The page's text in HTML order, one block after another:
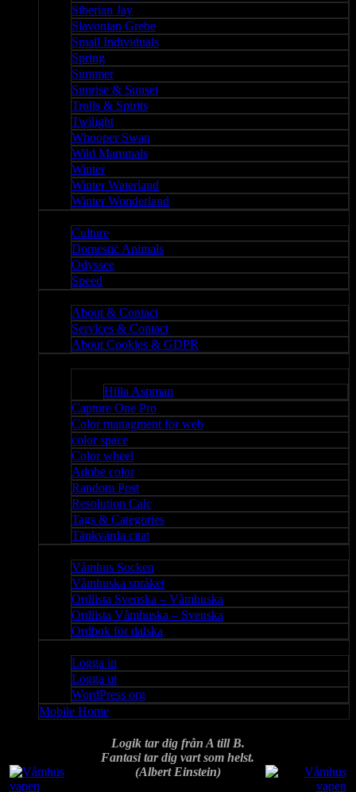
Siberian Jay
Slavonian Grebe
Small Individuals
Spring
Summer
Sunrise & Sunset
Trolls & Spirits
Twilight
Whooper Swan
Wild Mammals
Winter
Winter Waterland
Winter Wonderland
Culture
Domestic Animals
Odyssee
Speed
About & Contact
Services & Contact
About Cookies & GDPR
Hilla Aspman
Capture One Pro
Color managment for web
color space
Color wheel
Adobe color
Random Post
Resolution Calc
Tags & Categories
Tänkvärda citat
Våmhus Socken
Våmhuska språket
Ordlista Svenska – Våmhuska
Ordlista Våmhuska – Svenska
Ordbok för dalska
Logga in
Logga ut
WordPress org
Mobile Home
Logik tar dig från A till B.
Fantasi tar dig vart som helst.
(Albert Einstein)